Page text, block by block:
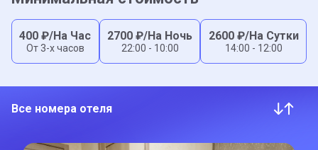
400 ₽/На Час
От 3-x часов
2700 ₽/На Ночь
22:00 - 10:00
2600₽/На Сутки
14:00 - 12:00
Все номера отеля